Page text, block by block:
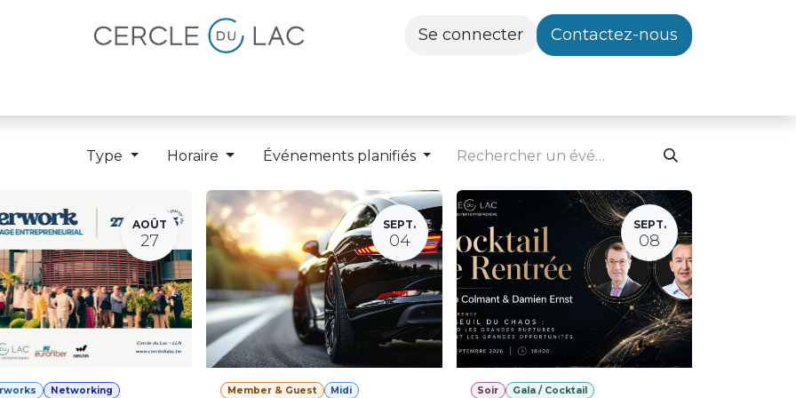
Se connecter Contactez-nous
Type Horaire Événements planifiés
AOÛT
27
Networking
SEPT.
04
Member & Guest
Midi
SEPT.
08
Soir Gala / Cocktail